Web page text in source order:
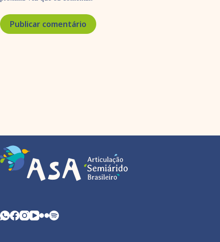
Publicar comentário